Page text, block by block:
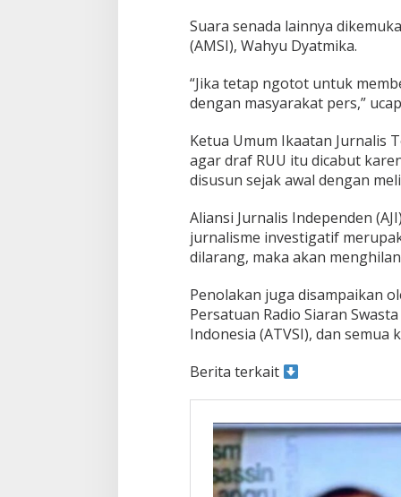
Suara senada lainnya
(AMSI), Wahyu Dyatmika.
“Jika tetap ngotot untuk
dengan masyarakat pers,”
Ketua Umum Ikaatan Jurnalis
agar draf RUU itu dicabut
disusun sejak awal dengan
Aliansi Jurnalis Independen
jurnalisme investigatif
dilarang, maka akan
Penolakan juga disampaikan
Persatuan Radio Siaran
Indonesia (ATVSI), dan semua
Berita terkait